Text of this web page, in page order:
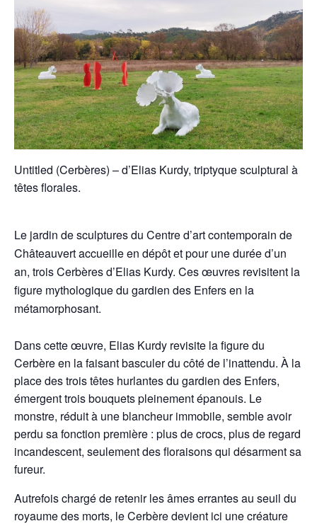
Untitled (Cerbères) – d’Elias Kurdy, triptyque sculptural à
têtes florales.
Le jardin de sculptures du Centre d’art contemporain de
Châteauvert accueille en dépôt et pour une durée d’un
an, trois Cerbères d’Elias Kurdy. Ces œuvres revisitent la
figure mythologique du gardien des Enfers en la
métamorphosant.
Dans cette œuvre, Elias Kurdy revisite la figure du
Cerbère en la faisant basculer du côté de l’inattendu. À la
place des trois têtes hurlantes du gardien des Enfers,
émergent trois bouquets pleinement épanouis. Le
monstre, réduit à une blancheur immobile, semble avoir
perdu sa fonction première : plus de crocs, plus de regard
incandescent, seulement des floraisons qui désarment sa
fureur.
Autrefois chargé de retenir les âmes errantes au seuil du
royaume des morts, le Cerbère devient ici une créature